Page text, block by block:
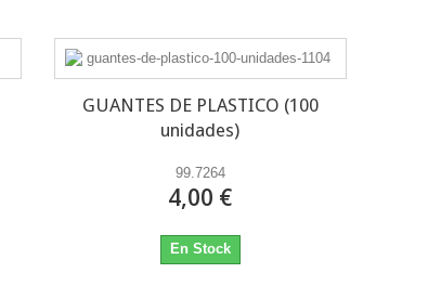
GUANTES DE PLASTICO (100
unidades)
99.7264
4,00 €
En Stock